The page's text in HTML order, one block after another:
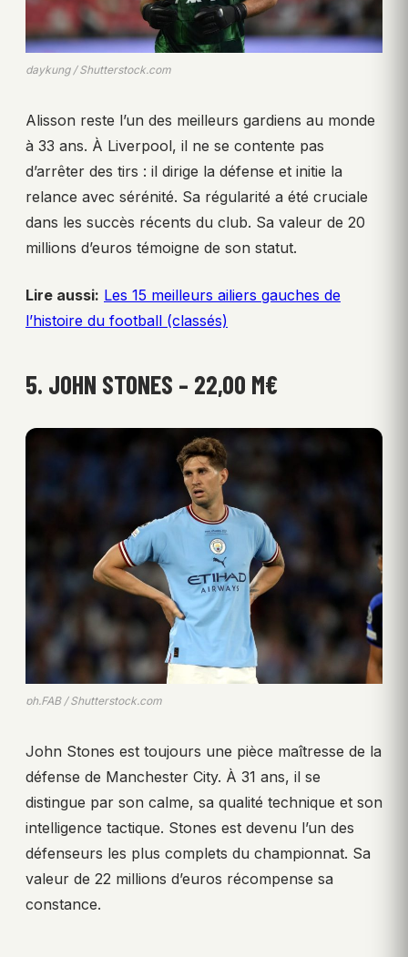
daykung / Shutterstock.com
Alisson reste l’un des meilleurs gardiens au monde
à 33 ans. À Liverpool, il ne se contente pas
d’arrêter des tirs : il dirige la défense et initie la
relance avec sérénité. Sa régularité a été cruciale
dans les succès récents du club. Sa valeur de 20
millions d’euros témoigne de son statut.
Lire aussi: Les 15 meilleurs ailiers gauches de
l’histoire du football (classés)
5. JOHN STONES – 22,00 M€
ph.FAB / Shutterstock.com
John Stones est toujours une pièce maîtresse de la
défense de Manchester City. À 31 ans, il se
distingue par son calme, sa qualité technique et son
intelligence tactique. Stones est devenu l’un des
défenseurs les plus complets du championnat. Sa
valeur de 22 millions d’euros récompense sa
constance.